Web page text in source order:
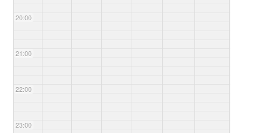
20:00
21:00
22:00
23:00